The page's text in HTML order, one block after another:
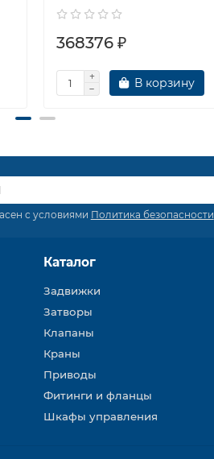
368376 ₽
В корзину
с условиями Политика безопасности
Каталог
Задвижки
Затворы
Клапаны
Краны
Приводы
Фитинги и фланцы
Шкафы управления